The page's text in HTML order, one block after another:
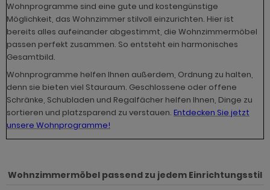
Wohnprogramme sind eine gute und kostengünstige
Möglichkeit, das Wohnzimmer stilvoll einzurichten. Hier ist
bereits alles aufeinander abgestimmt, die Wohnzimmermöbel
passen perfekt zusammen. So entsteht ein harmonisches
Gesamtbild.
Wohnprogramme helfen Ihnen außerdem, Ordnung zu halten,
denn sie bieten viel Stauraum. Geschlossene oder offene
Schränke, Schubladen und Regalfächer helfen Ihnen, Dinge zu
sortieren und platzsparend zu verstauen. Entdecken Sie jetzt
unsere Wohnprogramme!
Wohnzimmermöbel passend zu jedem Einrichtungsstil
Tomaso
Vestland
Ward
Stove weiß Pinie
Stream
Sumatra
Sunroof
Synnax
Timber
Tyler